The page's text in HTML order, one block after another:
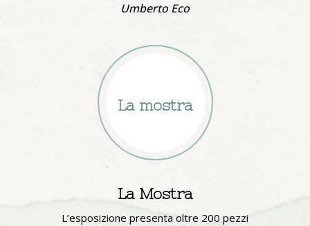
Umberto Eco
La mostra
La Mostra
L’esposizione presenta oltre 200 pezzi